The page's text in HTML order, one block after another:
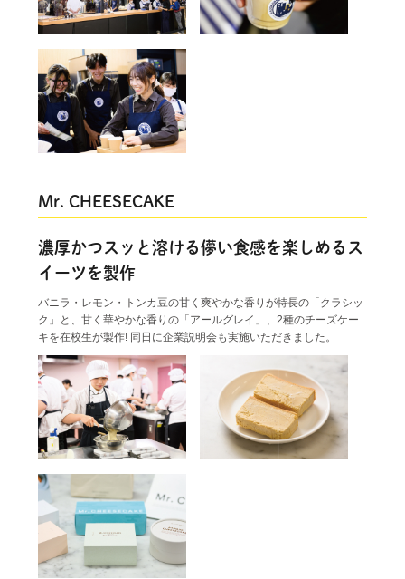
Mr. CHEESECAKE
濃厚かつスッと溶ける儚い食感を楽しめるス
イーツを製作
バニラ・レモン・トンカ豆の甘く爽やかな香りが特長の「クラシッ
ク」と、甘く華やかな香りの「アールグレイ」、2種のチーズケー
キを在校生が製作! 同日に企業説明会も実施いただきました。